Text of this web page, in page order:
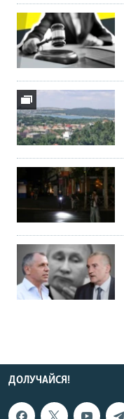
ДОЛУЧАЙСЯ!